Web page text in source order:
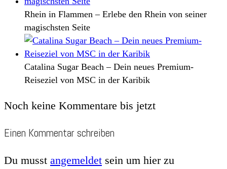
Rhein in Flammen – Erlebe den Rhein von seiner
magischsten Seite
Catalina Sugar Beach – Dein neues Premium-
Reiseziel von MSC in der Karibik
Noch keine Kommentare bis jetzt
Einen Kommentar schreiben
Du musst angemeldet sein um hier zu